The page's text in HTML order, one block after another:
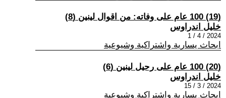
(19) 100 عام على وفاته: من اقوال لينين (8)
خليل اندراوس
2024 / 4 / 1
ابحاث يسارية واشتراكية وشيوعية
(20) 100 عام على رحيل لينين (6)
خليل اندراوس
2024 / 3 / 15
ابحاث يسارية واشتراكية وشيوعية